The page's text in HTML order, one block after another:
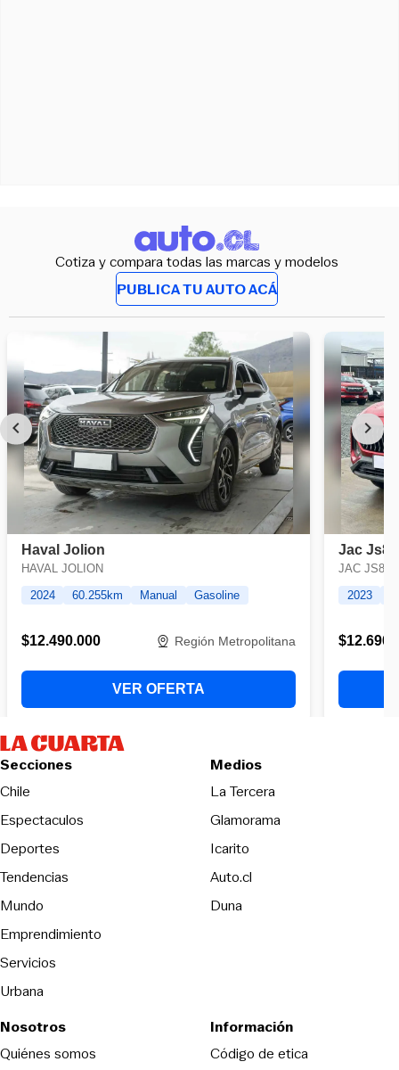
Cotiza y compara todas las marcas y modelos
PUBLICA TU AUTO ACÁ
Secciones
Chile
Espectaculos
Deportes
Tendencias
Mundo
Emprendimiento
Servicios
Urbana
Medios
La Tercera
Glamorama
Icarito
Auto.cl
Duna
Nosotros
Quiénes somos
Información
Código de etica